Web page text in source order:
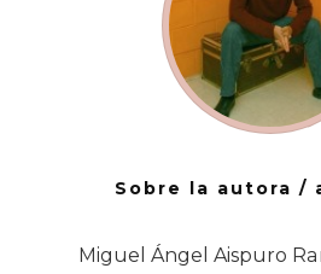
Sobre la autora /
Miguel Ángel Aispuro